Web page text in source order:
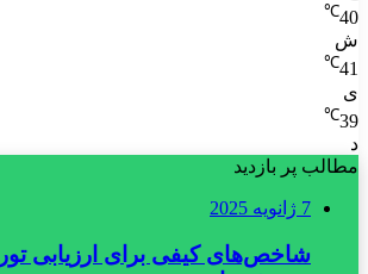
40
℃
ش
41
℃
ی
39
℃
د
مطالب پر بازدید
7 ژانویه 2025
شاخص‌های کیفی برای ارزیابی